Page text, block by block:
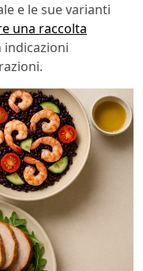
e le sue varianti
una raccolta
indicazioni